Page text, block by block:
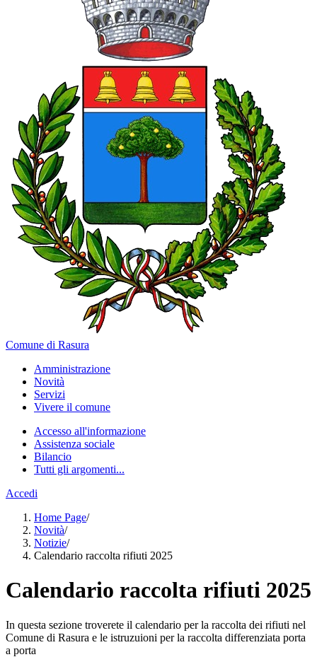
Comune di Rasura
Amministrazione
Novità
Servizi
Vivere il comune
Accesso all'informazione
Assistenza sociale
Bilancio
Tutti gli argomenti...
Accedi
Home Page/
Novità/
Notizie/
Calendario raccolta rifiuti 2025
Calendario raccolta rifiuti 2025
In questa sezione troverete il calendario per la raccolta dei rifiuti nel
Comune di Rasura e le istruzuioni per la raccolta differenziata porta
a porta